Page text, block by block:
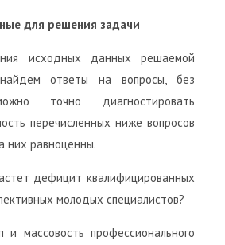
для решения задачи
исходных данных решаемой
ответы на вопросы, без
точно диагностировать
перечисленных ниже вопросов
них равноценны.
дефицит квалифицированных
молодых специалистов?
и массовость профессионального